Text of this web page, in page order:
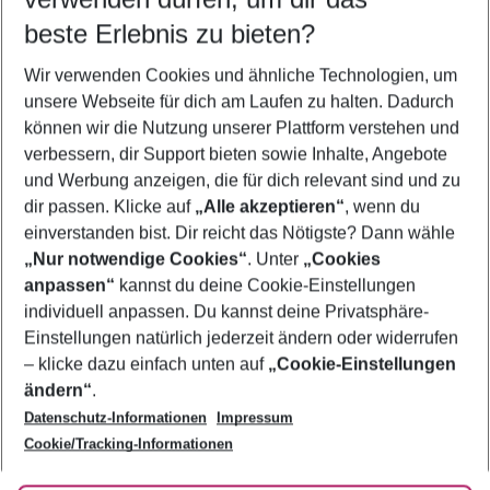
5-8 Nächte
2 Erwachsene Keine Kinder
Mehr Filter anzeigen
Footer
Footer navigation
Über uns
AGB
Bestpreisgarantie
Cookie-Einstellungen ändern
Cookie-Richtlinie
Agenturbetreuung
Barrierefreies Reisen
Folge uns
beste Erlebnis zu bieten?
Wir verwenden Cookies und ähnliche Technologien, um
unsere Webseite für dich am Laufen zu halten. Dadurch
können wir die Nutzung unserer Plattform verstehen und
verbessern, dir Support bieten sowie Inhalte, Angebote
und Werbung anzeigen, die für dich relevant sind und zu
dir passen. Klicke auf „Alle akzeptieren“, wenn du
einverstanden bist. Dir reicht das Nötigste? Dann wähle
„Nur notwendige Cookies“. Unter „Cookies
anpassen“ kannst du deine Cookie-Einstellungen
individuell anpassen. Du kannst deine Privatsphäre-
Einstellungen natürlich jederzeit ändern oder widerrufen
– klicke dazu einfach unten auf „Cookie-Einstellungen
ändern“.
Datenschutz-Informationen
Impressum
Cookie/Tracking-Informationen